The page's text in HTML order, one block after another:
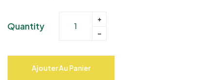
Quantity
Ajouter Au Panier